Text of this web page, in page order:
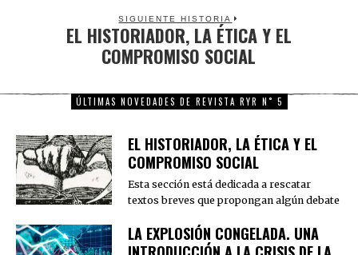
SIGUIENTE HISTORIA
Next
post:
EL HISTORIADOR, LA ÉTICA Y EL
COMPROMISO SOCIAL
ÚLTIMAS NOVEDADES DE REVISTA RYR N˚ 5
EL HISTORIADOR, LA ÉTICA Y EL
COMPROMISO SOCIAL
Esta sección está dedicada a rescatar
textos breves que propongan algún debate
LA EXPLOSIÓN CONGELADA. UNA